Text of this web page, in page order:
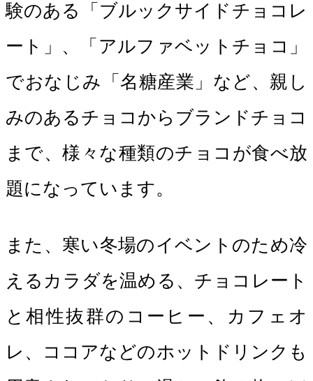
験のある「ブルックサイドチョコレ
ート」、「アルファベットチョコ」
でおなじみ「名糖産業」など、親し
みのあるチョコからブランドチョコ
まで、様々な種類のチョコが食べ放
題になっています。
また、寒い冬場のイベントのため冷
えるカラダを温める、チョコレート
と相性抜群のコーヒー、カフェオ
レ、ココアなどのホットドリンクも